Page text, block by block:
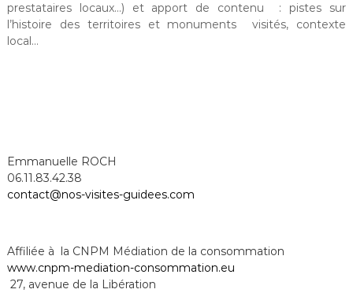
prestataires locaux…) et apport de contenu : pistes sur
l’histoire des territoires et monuments visités, contexte
local…
Emmanuelle ROCH
06.11.83.42.38
contact@nos-visites-guidees.com
Affiliée à la CNPM Médiation de la consommation
www.cnpm-mediation-consommation.eu
27, avenue de la Libération